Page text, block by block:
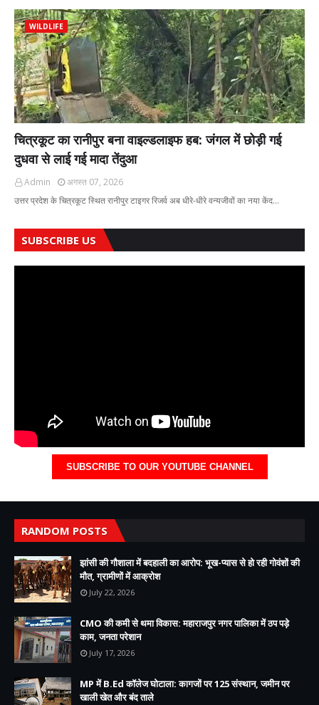
WILDLIFE
चित्रकूट का रानीपुर बना वाइल्डलाइफ हब: जंगल में छोड़ी गई
दुधवा से लाई गई मादा तेंदुआ
Admin
अगस्त 07, 2026
उत्तर प्रदेश के चित्रकूट स्थित रानीपुर टाइगर रिजर्व अब धीरे-धीरे वन्यजीवों का नया केंद…
SUBSCRIBE US
SUBSCRIBE TO OUR YOUTUBE CHANNEL
RANDOM POSTS
झांसी की गौशाला में बदहाली का आरोप: भूख-प्यास से हो रही गोवंशों की
मौत, ग्रामीणों में आक्रोश
July 22, 2026
CMO की कमी से थमा विकास: महाराजपुर नगर पालिका में ठप पड़े
काम, जनता परेशान
July 17, 2026
MP में B.Ed कॉलेज घोटाला: कागजों पर 125 संस्थान, जमीन पर
खाली खेत और बंद ताले